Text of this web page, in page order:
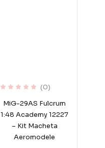
(0)
MiG-29AS Fulcrum
1:48 Academy 12227
– Kit Macheta
Aeromodele